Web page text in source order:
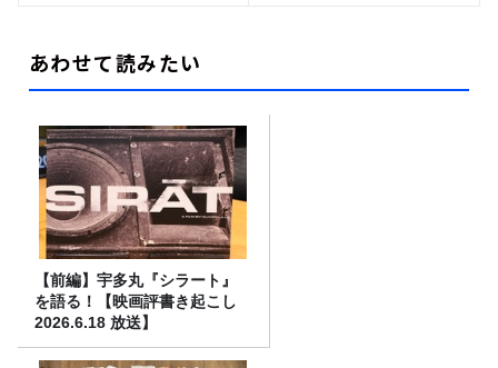
あわせて読みたい
【前編】宇多丸『シラート』
を語る！【映画評書き起こし
2026.6.18 放送】